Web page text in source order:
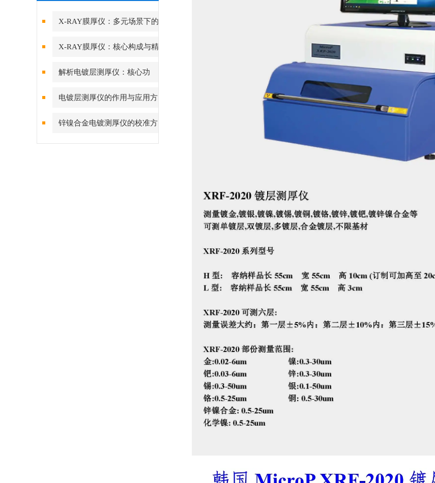
X-RAY膜厚仪：多元场景下的
精准检测边界
X-RAY膜厚仪：核心构成与精
密协作的科技密码
解析电镀层测厚仪：核心功
能、行业应用与技术亮点
电镀层测厚仪的作用与应用方
向分析
锌镍合金电镀测厚仪的校准方
法与重要性